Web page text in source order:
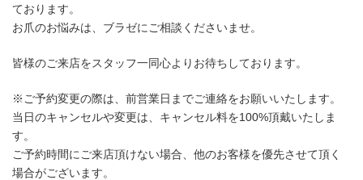
ております。
お爪のお悩みは、ブラゼにご相談くださいませ。
皆様のご来店をスタッフ一同心よりお待ちしております。
※ご予約変更の際は、前営業日までご連絡をお願いいたします。
当日のキャンセルや変更は、キャンセル料を100%頂戴いたしま
す。
ご予約時間にご来店頂けない場合、他のお客様を優先させて頂く
場合がございます。